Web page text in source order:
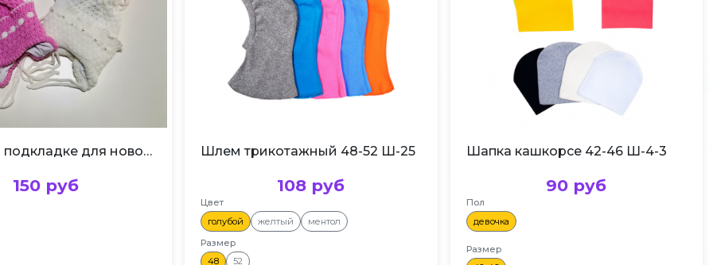
Шапка на подкладке для новорожденных
150 руб
Шлем трикотажный 48-52 Ш-25
108 руб
Цвет
голубой
желтый
ментол
Размер
48
52
Шапка кашкорсе 42-46 Ш-4-3
90 руб
Пол
девочка
Размер